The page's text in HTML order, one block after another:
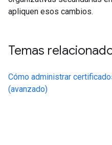
apliquen esos cambios.
Temas
Cómo administrar
(avanzado)